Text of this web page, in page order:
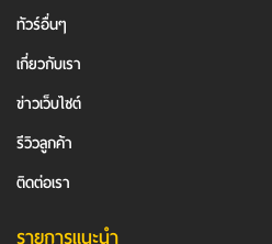
ทัวร์อื่นๆ
เกี่ยวกับเรา
ข่าวเว็บไซต์
รีวิวลูกค้า
ติดต่อเรา